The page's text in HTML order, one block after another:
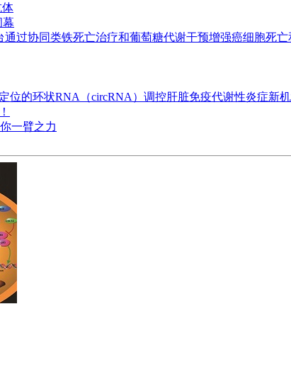
体
幕
过协同类铁死亡治疗和葡萄糖代谢干预增强癌细胞死
位的环状RNA（circRNA）调控肝脏免疫代谢性炎症新机
一臂之力